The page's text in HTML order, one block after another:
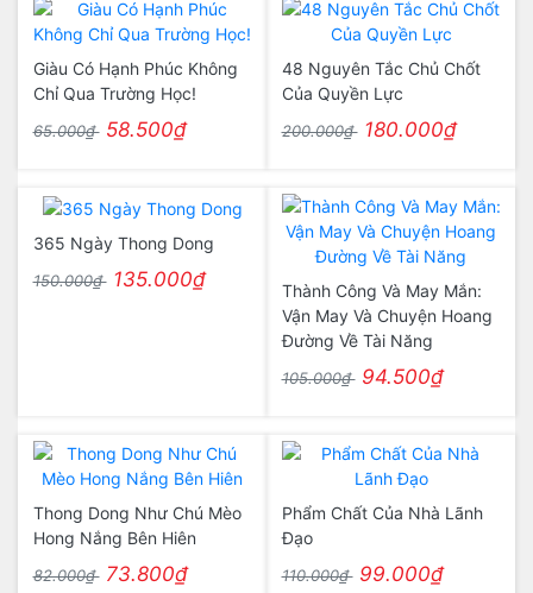
Giàu Có Hạnh Phúc Không
Chỉ Qua Trường Học!
65.000₫ 58.500₫
48 Nguyên Tắc Chủ Chốt
Của Quyền Lực
200.000₫ 180.000₫
365 Ngày Thong Dong
150.000₫ 135.000₫
Thành Công Và May Mắn:
Vận May Và Chuyện Hoang
Đường Về Tài Năng
105.000₫ 94.500₫
Thong Dong Như Chú Mèo
Hong Nắng Bên Hiên
82.000₫ 73.800₫
Phẩm Chất Của Nhà Lãnh
Đạo
110.000₫ 99.000₫